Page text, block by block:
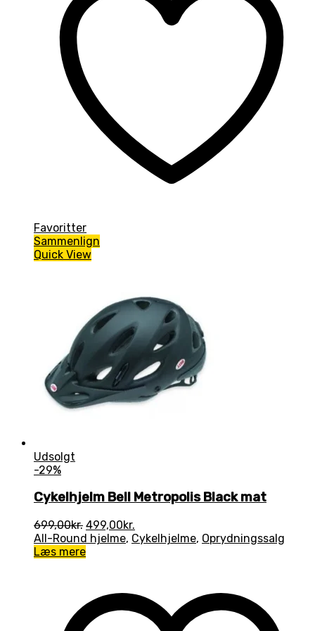
Favoritter
Sammenlign
Quick View
Udsolgt
-29%
Cykelhjelm Bell Metropolis Black mat
699,00kr. Den
oprindelige
pris
499,00kr.
aktuelle
All-Round hjelme, Cykelhjelme, Oprydningssalg
Læs mere